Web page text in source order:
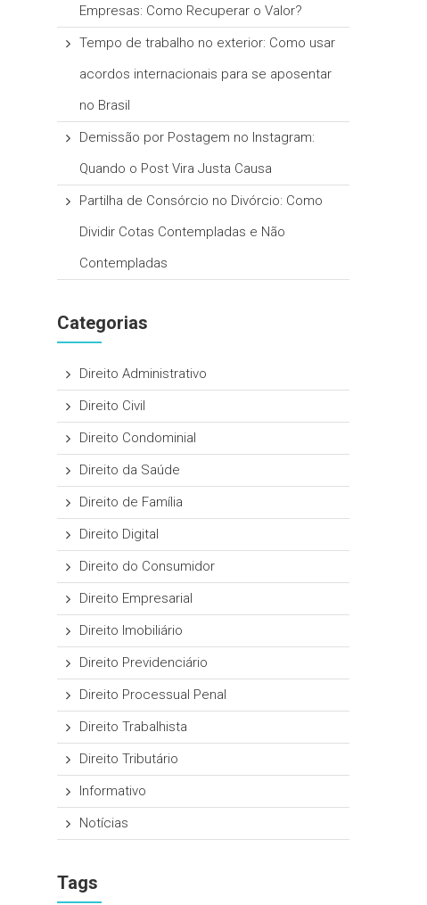
Empresas: Como Recuperar o Valor?
Tempo de trabalho no exterior: Como usar
acordos internacionais para se aposentar
no Brasil
Demissão por Postagem no Instagram:
Quando o Post Vira Justa Causa
Partilha de Consórcio no Divórcio: Como
Dividir Cotas Contempladas e Não
Contempladas
Categorias
Direito Administrativo
Direito Civil
Direito Condominial
Direito da Saúde
Direito de Família
Direito Digital
Direito do Consumidor
Direito Empresarial
Direito Imobiliário
Direito Previdenciário
Direito Processual Penal
Direito Trabalhista
Direito Tributário
Informativo
Notícias
Tags